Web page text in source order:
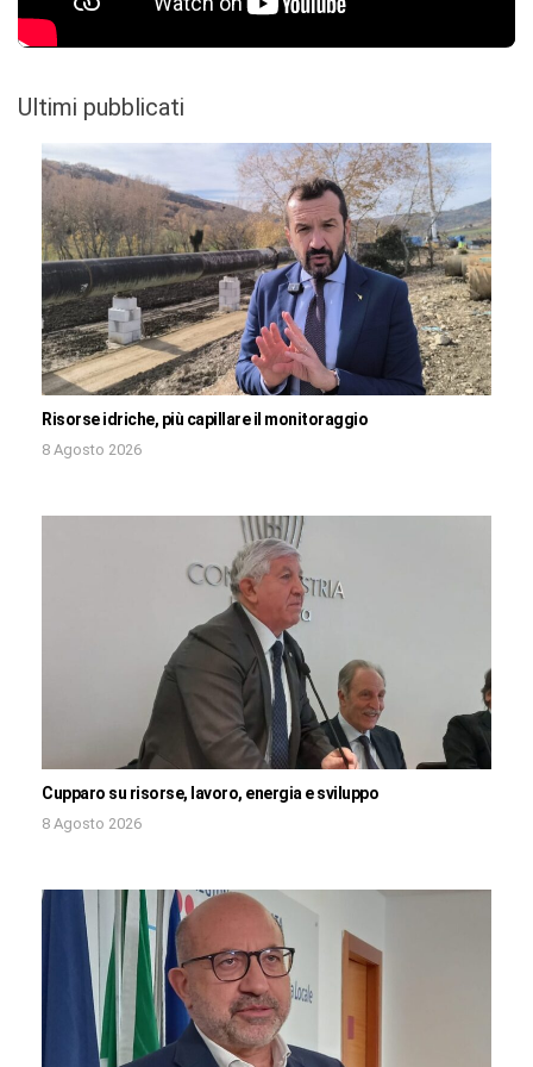
Ultimi pubblicati
Risorse idriche, più capillare il monitoraggio
8 Agosto 2026
Cupparo su risorse, lavoro, energia e sviluppo
8 Agosto 2026